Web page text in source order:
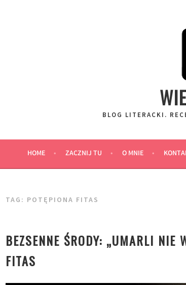
BLOG LITERACKI.
HOME ZACZNIJ TU O MNIE
TAG: POTĘPIONA FITAS
BEZSENNE ŚRODY: „UMARLI NIE
FITAS